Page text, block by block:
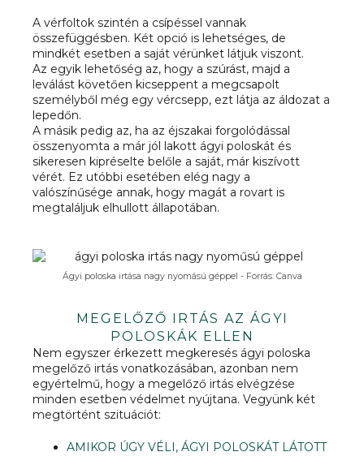
A vérfoltok szintén a csípéssel vannak
összefüggésben. Két opció is lehetséges, de
mindkét esetben a saját vérünket látjuk viszont.
Az egyik lehetőség az, hogy a szúrást, majd a
leválást követően kicseppent a megcsapolt
személyből még egy vércsepp, ezt látja az áldozat a
lepedőn.
A másik pedig az, ha az éjszakai forgolódással
összenyomta a már jól lakott ágyi poloskát és
sikeresen kipréselte belőle a saját, már kiszívott
vérét. Ez utóbbi esetében elég nagy a
valószínűsége annak, hogy magát a rovart is
megtaláljuk elhullott állapotában.
Ágyi poloska irtása nagy nyomású géppel - Forrás: Canva
MEGELŐZŐ IRTÁS AZ ÁGYI
POLOSKÁK ELLEN
Nem egyszer érkezett megkeresés ágyi poloska
megelőző irtás vonatkozásában, azonban nem
egyértelmű, hogy a megelőző irtás elvégzése
minden esetben védelmet nyújtana. Vegyünk két
megtörtént szituációt:
AMIKOR ÚGY VÉLI, ÁGYI POLOSKÁT LÁTOTT